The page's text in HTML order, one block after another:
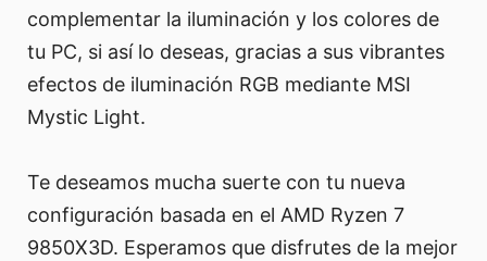
complementar la iluminación y los colores de
tu PC, si así lo deseas, gracias a sus vibrantes
efectos de iluminación RGB mediante MSI
Mystic Light.
Te deseamos mucha suerte con tu nueva
configuración basada en el AMD Ryzen 7
9850X3D. Esperamos que disfrutes de la mejor